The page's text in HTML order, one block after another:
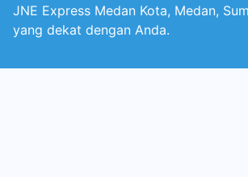
JNE Express Medan Kota, Medan,
yang dekat dengan Anda.